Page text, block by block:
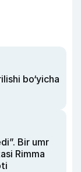
bo‘yicha
Bir umr
Rimma